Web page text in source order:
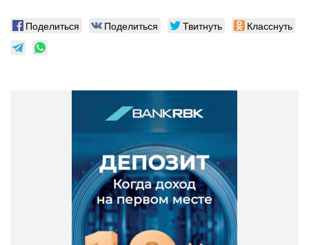
Поделиться Поделиться Твитнуть Класснуть